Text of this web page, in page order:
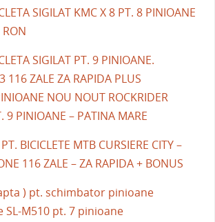
SIGILAT KMC X 8 PT. 8 PINIOANE
SIGILAT PT. 9 PINIOANE.
116 ZALE ZA RAPIDA PLUS
NOU NOUT ROCKRIDER
9 PINIOANE – PATINA MARE
BICICLETE MTB CURSIERE CITY –
116 ZALE – ZA RAPIDA + BONUS
) pt. schimbator pinioane
SL-M510 pt. 7 pinioane